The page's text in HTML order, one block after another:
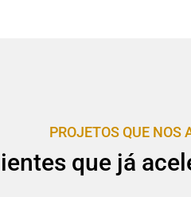
PROJETOS QUE NOS
que já